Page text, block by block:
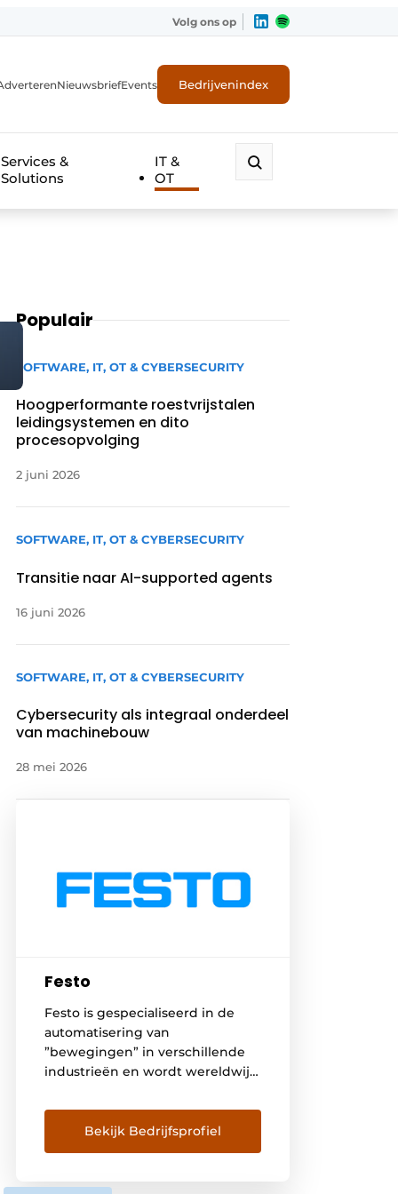
Volg ons op
NieuwsbriefEvents Bedrijvenindex
Services &
Solutions
IT &
OT
Populair
SOFTWARE, IT, OT & CYBERSECURITY
Hoogperformante roestvrijstalen
leidingsystemen en dito
procesopvolging
2 juni 2026
SOFTWARE, IT, OT & CYBERSECURITY
Transitie naar AI-supported agents
16 juni 2026
SOFTWARE, IT, OT & CYBERSECURITY
Cybersecurity als integraal onderdeel
van machinebouw
28 mei 2026
Festo
Festo is gespecialiseerd in de
automatisering van
”bewegingen” in verschillende
industrieën en wordt wereldwijd
Twaalf productiefaciliteiten
wereldwijd zorgen voor een
snelle en betrouwbare levering
componenten. De ambitie van
Bekijk Bedrijfsprofiel